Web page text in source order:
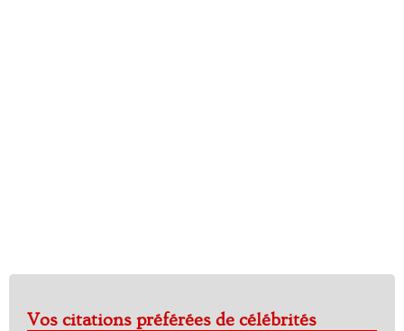
Vos citations préférées de célébrités